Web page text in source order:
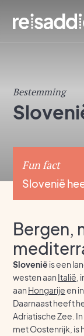
Bestemming
Fun fact
Slovenië
Bergen,
Slovenië is een
westen aan Italië
aan Hongarijeen
Daarnaast heeft
Adriatische Zee.
met Oostenrijk, is